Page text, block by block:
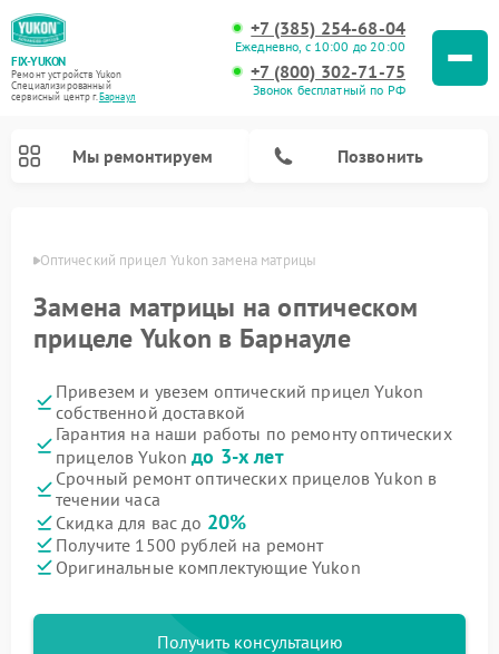
FIX-YUKON
Ремонт устройств Yukon
Специализированный
cервисный центр г.Барнаул
+7 (385) 254-68-04
Ежедневно, с 10:00 до 20:00
+7 (800) 302-71-75
Звонок бесплатный по РФ
Мы ремонтируем Позвонить
Оптический прицел Yukon замена матрицы
Замена матрицы на оптическом
прицеле Yukon в Барнауле
Привезем и увезем оптический прицел Yukon
собственной доставкой
Гарантия на наши работы по ремонту оптических
прицелов Yukonдо 3-х лет
Срочный ремонт оптических прицелов Yukon в
течении часа
Скидка для вас до 20%
Получите 1500 рублей на ремонт
Оригинальные комплектующие Yukon
Получить консультацию